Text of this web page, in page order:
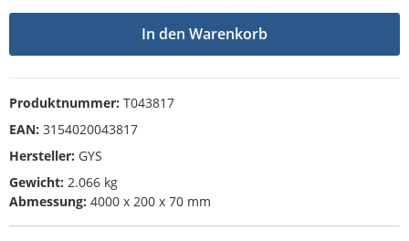
In den Warenkorb
Produktnummer: T043817
EAN: 3154020043817
Hersteller: GYS
Gewicht: 2.066 kg
Abmessung: 4000 x 200 x 70 mm